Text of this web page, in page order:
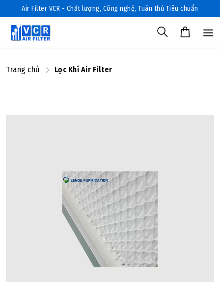
Air Filter VCR - Chất lượng, Công nghệ, Tuân thủ Tiêu chuẩn
Trang chủ Lọc Khí Air Filter